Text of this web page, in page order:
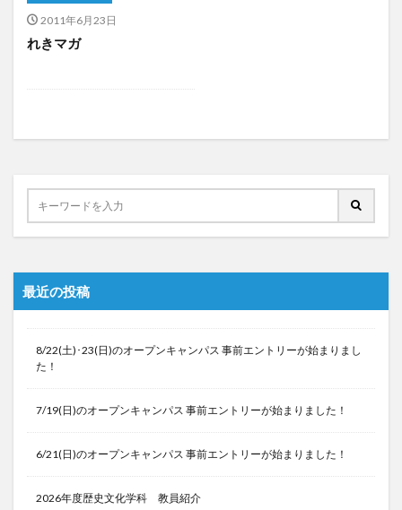
2011年6月23日
れきマガ
最近の投稿
8/22(土)･23(日)のオープンキャンパス 事前エントリーが始まりまし
た！
7/19(日)のオープンキャンパス 事前エントリーが始まりました！
6/21(日)のオープンキャンパス 事前エントリーが始まりました！
2026年度歴史文化学科 教員紹介